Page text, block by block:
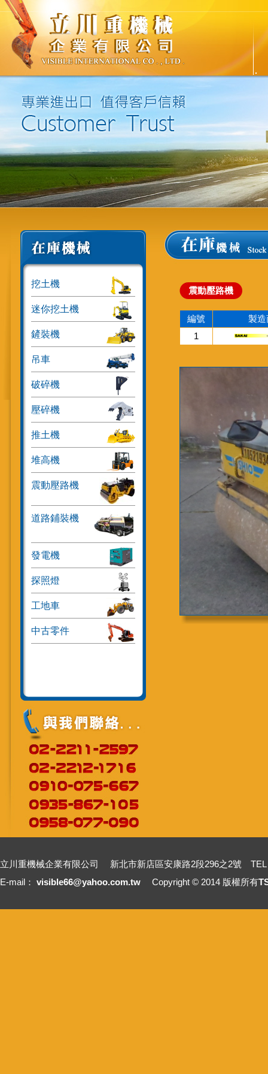
挖土機
迷你挖土機
鏟裝機
吊車
破碎機
壓碎機
推土機
堆高機
震動壓路機
道路鋪裝機
發電機
探照燈
工地車
中古零件
震動壓路機
編號
製造
1
立川重機械企業有限公司 新北市新店區安康路2段296之2號 TEL
E-mail： visible66@yahoo.com.tw Copyright © 2014 版權所有